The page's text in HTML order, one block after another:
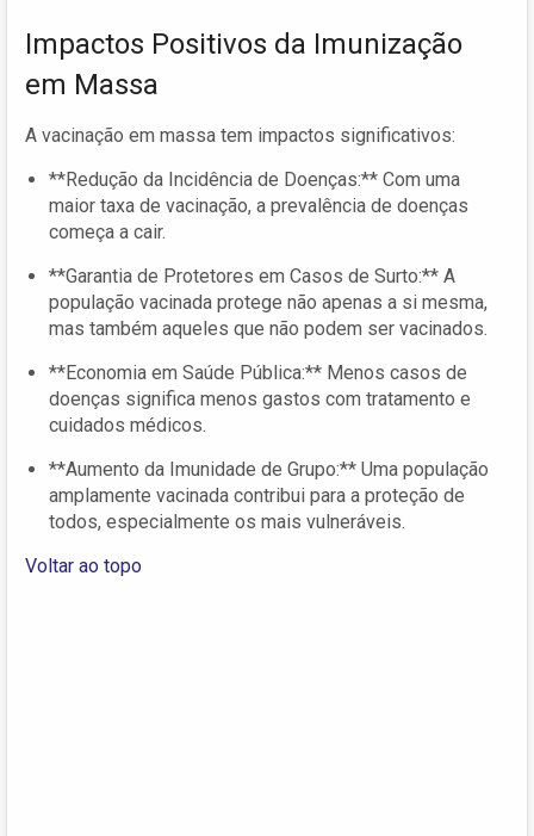
Impactos Positivos da Imunização
em Massa
A vacinação em massa tem impactos significativos:
**Redução da Incidência de Doenças:** Com uma
maior taxa de vacinação, a prevalência de doenças
começa a cair.
**Garantia de Protetores em Casos de Surto:** A
população vacinada protege não apenas a si mesma,
mas também aqueles que não podem ser vacinados.
**Economia em Saúde Pública:** Menos casos de
doenças significa menos gastos com tratamento e
cuidados médicos.
**Aumento da Imunidade de Grupo:** Uma população
amplamente vacinada contribui para a proteção de
todos, especialmente os mais vulneráveis.
Voltar ao topo